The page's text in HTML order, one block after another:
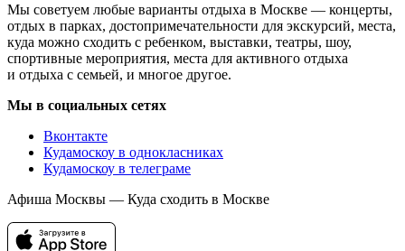
Мы советуем любые варианты отдыха в Москве — концерты,
отдых в парках, достопримечательности для экскурсий, места,
куда можно сходить с ребенком, выставки, театры, шоу,
спортивные мероприятия, места для активного отдыха
и отдыха с семьей, и многое другое.
Мы в социальных сетях
Вконтакте
Кудамоскоу в однокласниках
Кудамоскоу в телеграме
Афиша Москвы — Куда сходить в Москве